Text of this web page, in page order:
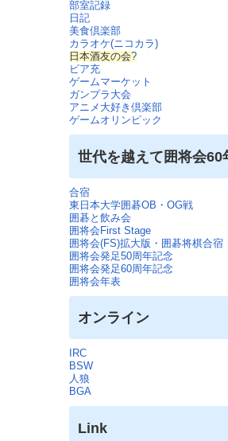
部室記録
日記
美食倶楽部
カラオケ(ニコカラ)
日本酒友の会?
ビア充
ゲームマーケット
ガンプラ大会
アニメ大好き倶楽部
ゲームオリンピック
世代を越えて囲将会60
合宿
東日本大学囲碁OB・OG戦
囲碁と飲み会
囲将会First Stage
囲将会(FS)拡大版・囲碁将棋合宿
囲将会発足50周年記念
囲将会発足60周年記念
囲将会年表
オンライン
IRC
BSW
人狼
BGA
Link